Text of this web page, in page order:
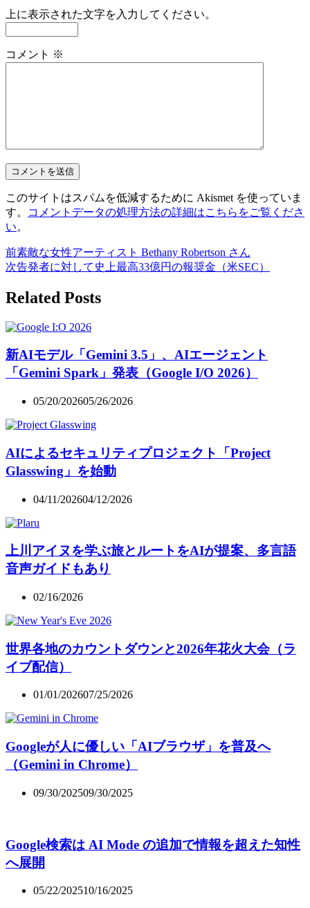
上に表示された文字を入力してください。
コメント ※
このサイトはスパムを低減するために Akismet を使っていま
す。
コメントデータの処理方法の詳細はこちらをご覧くださ
い。
前素敵な女性アーティスト Bethany Robertson さん
次告発者に対して史上最高33億円の報奨金（米SEC）
Related Posts
新AIモデル「Gemini 3.5」、AIエージェント
「Gemini Spark」発表（Google I/O 2026）
05/20/202605/26/2026
AIによるセキュリティプロジェクト「Project
Glasswing」を始動
04/11/202604/12/2026
上川アイヌを学ぶ旅とルートをAIが提案、多言語
音声ガイドもあり
02/16/2026
世界各地のカウントダウンと2026年花火大会（ラ
イブ配信）
01/01/202607/25/2026
Googleが人に優しい「AIブラウザ」を普及へ
（Gemini in Chrome）
09/30/202509/30/2025
Google検索は AI Mode の追加で情報を超えた知性
へ展開
05/22/202510/16/2025